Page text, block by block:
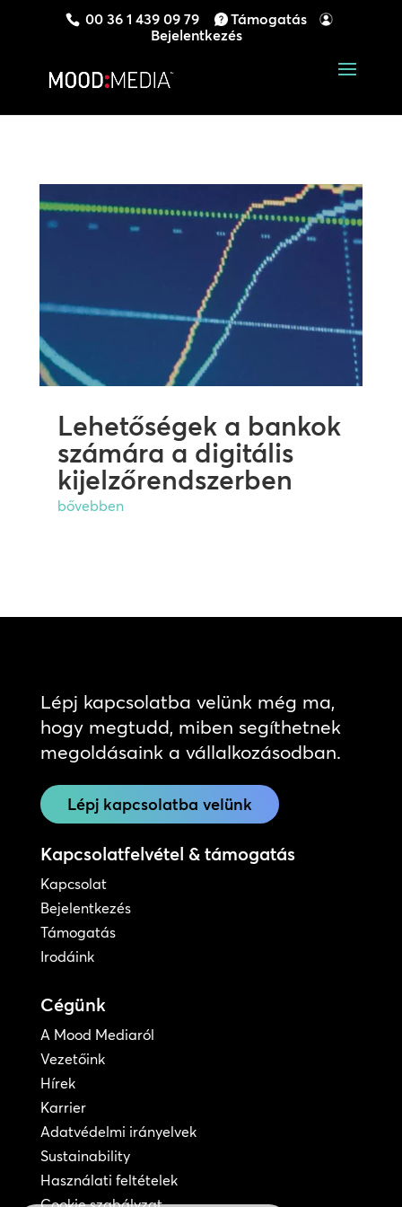
00 36 1 439 09 79
Támogatás
Bejelentkezés
Lehetőségek a bankok
számára a digitális
kijelzőrendszerben
bővebben
Lépj kapcsolatba velünk még ma,
hogy megtudd, miben segíthetnek
megoldásaink a vállalkozásodban.
Lépj kapcsolatba velünk
Kapcsolatfelvétel & támogatás
Kapcsolat
Bejelentkezés
Támogatás
Irodáink
Cégünk
A Mood Mediaról
Vezetőink
Hírek
Karrier
Adatvédelmi irányelvek
Sustainability
Használati feltételek